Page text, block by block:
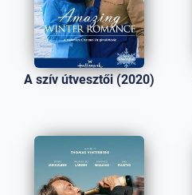
A szív útvesztői (2020)